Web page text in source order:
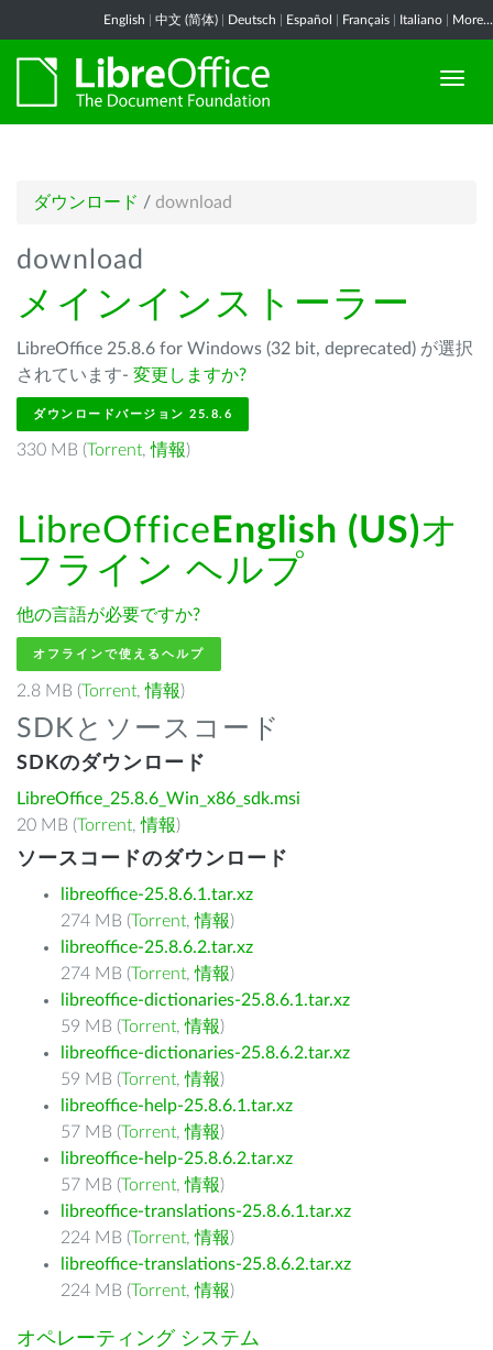
English 中文 (简体) Deutsch Español Français Italiano More...
ダウンロード / download
download
メインインストーラー
LibreOffice 25.8.6 for Windows (32 bit, deprecated) が選択
されています- 変更しますか?
ダウンロードバージョン 25.8.6
330 MB (Torrent,情報)
LibreOffice English (US)オ
フライン ヘルプ
他の言語が必要ですか?
オフラインで使えるヘルプ
2.8 MB (Torrent,情報)
SDKとソースコード
SDKのダウンロード
LibreOffice_25.8.6_Win_x86_sdk.msi
20 MB (Torrent,情報)
ソースコードのダウンロード
libreoffice-25.8.6.1.tar.xz
274 MB (Torrent,情報)
libreoffice-25.8.6.2.tar.xz
274 MB (Torrent,情報)
libreoffice-dictionaries-25.8.6.1.tar.xz
59 MB (Torrent,情報)
libreoffice-dictionaries-25.8.6.2.tar.xz
59 MB (Torrent,情報)
libreoffice-help-25.8.6.1.tar.xz
57 MB (Torrent,情報)
libreoffice-help-25.8.6.2.tar.xz
57 MB (Torrent,情報)
libreoffice-translations-25.8.6.1.tar.xz
224 MB (Torrent,情報)
libreoffice-translations-25.8.6.2.tar.xz
224 MB (Torrent,情報)
オペレーティング システム